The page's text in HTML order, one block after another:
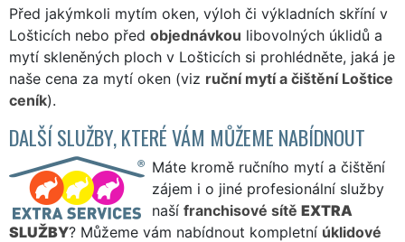
Před jakýmkoli mytím oken, výloh či výkladních skříní v
Lošticích nebo před objednávkou libovolných úklidů a
mytí skleněných ploch v Lošticích si prohlédněte, jaká je
naše cena za mytí oken (viz ruční mytí a čištění Loštice
ceník).
DALŠÍ SLUŽBY, KTERÉ VÁM MŮŽEME NABÍDNOUT
Máte kromě ručního mytí a čištění
zájem i o jiné profesionální služby
naší franchisové sítě EXTRA
SLUŽBY? Můžeme vám nabídnout kompletní úklidové